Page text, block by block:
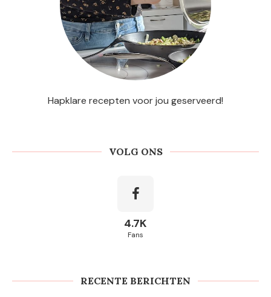
Hapklare recepten voor jou geserveerd!
VOLG ONS
4.7K
Fans
RECENTE BERICHTEN